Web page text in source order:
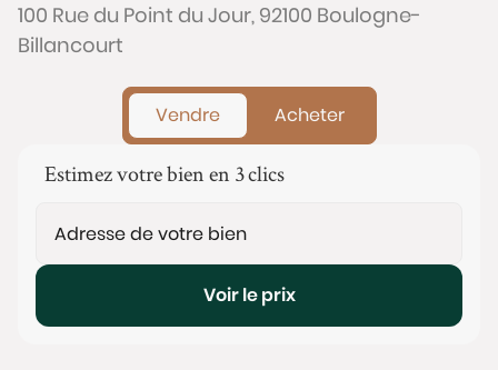
100 Rue du Point du Jour, 92100 Boulogne-
Billancourt
Vendre Acheter
Estimez votre bien en 3 clics
Voir le prix